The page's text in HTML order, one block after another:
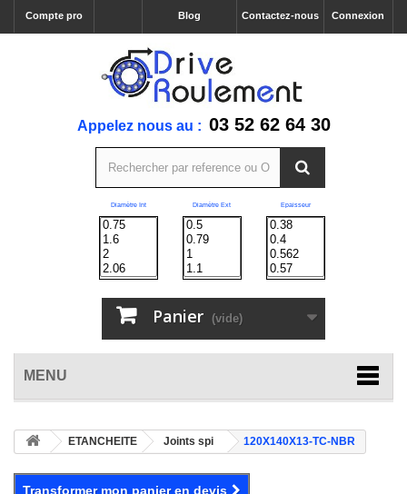
Compte pro Connexion
Contactez-nous
Blog
Appelez nous au : 03 52 62 64 30
Diamètre Int Diamètre Ext Epaisseur
Panier (vide)
MENU
ETANCHEITE Joints spi 120X140X13-TC-NBR
Transformer mon panier en devis